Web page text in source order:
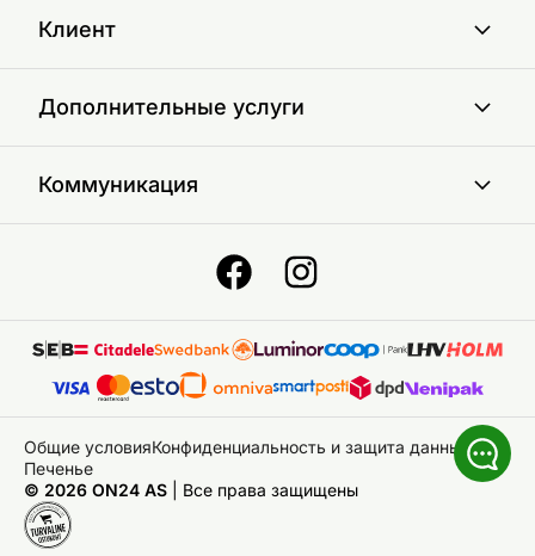
Клиент
Дополнительные услуги
Коммуникация
© 2026 ON24 AS Bce права защищены
Общие условияКонфиденциальность и защита данных
Печенье